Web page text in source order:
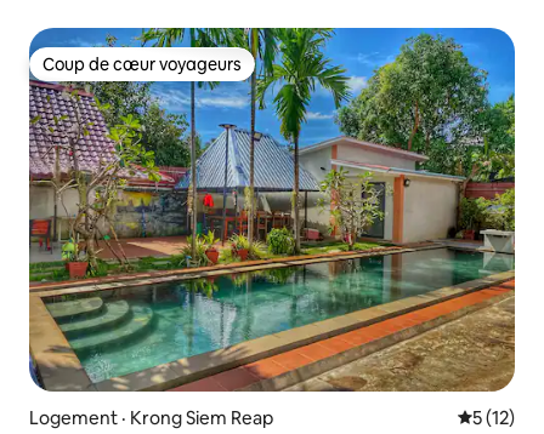
Coup de cœur voyageurs
Coup de cœur voyageurs
Logement · Krong Siem Reap Note
5 (12)